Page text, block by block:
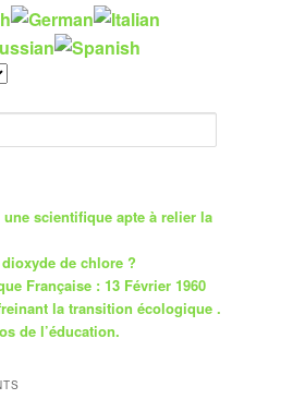
scientifique apte à relier la
de chlore ?
Française : 13 Février 1960
la transition écologique .
de l’éducation.